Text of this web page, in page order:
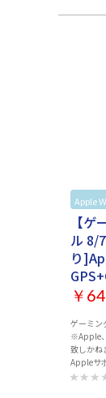
Apple
【
ル 8/
り
￥
ゲーミン
※Apple
致しかね
Appleサ
いたしま